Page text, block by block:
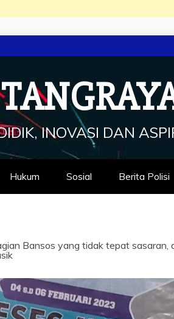
INOVASI DAN
Hukum Sosial Berita Polisi
Bansos yang tidak tepat sasaran,